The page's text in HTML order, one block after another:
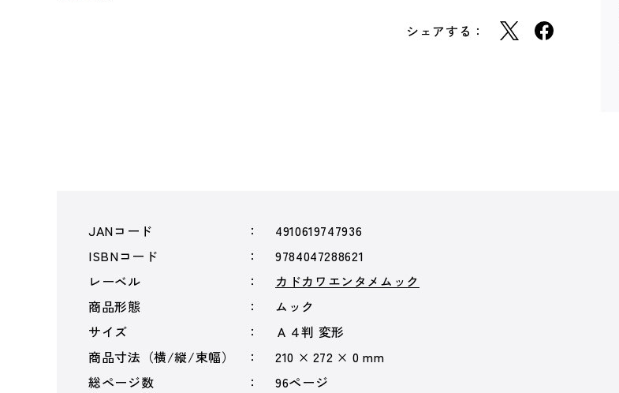
シェアする：
JANコード
4910619747936
ISBNコード
9784047288621
レーベル
カドカワエンタメムック
商品形態
ムック
サイズ
Ａ４判 変形
商品寸法（横/縦/束幅）
210 × 272 × 0 mm
総ページ数
96ページ